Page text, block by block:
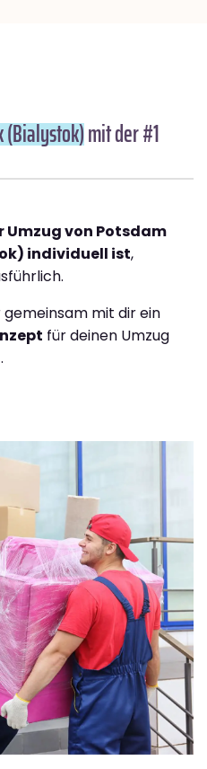
(Bialystok)mit der #1
Umzug von Potsdam
individuell ist,
mit dir ein
für deinen Umzug